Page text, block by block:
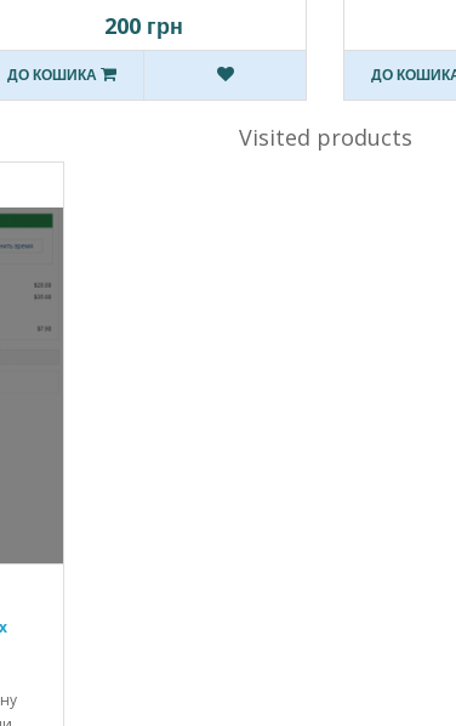
200 грн
ДО КОШИКА ДО
Visited products